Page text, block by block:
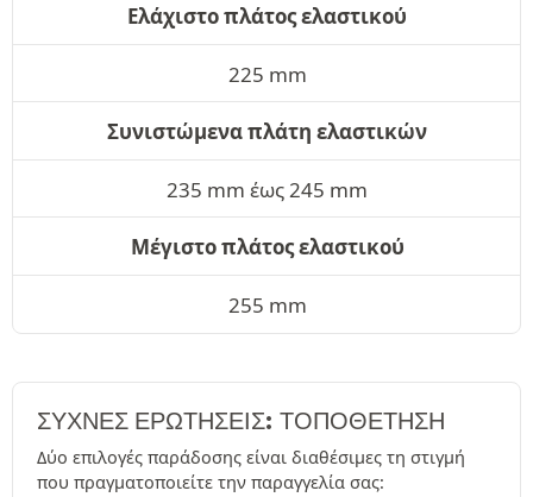
Ελάχιστο πλάτος ελαστικού
225 mm
Συνιστώμενα πλάτη ελαστικών
235 mm έως 245 mm
Μέγιστο πλάτος ελαστικού
255 mm
ΣΥΧΝΈΣ ΕΡΩΤΉΣΕΙΣ: ΤΟΠΟΘΕΤΗΣΗ
Δύο επιλογές παράδοσης είναι διαθέσιμες τη στιγμή
που πραγματοποιείτε την παραγγελία σας: